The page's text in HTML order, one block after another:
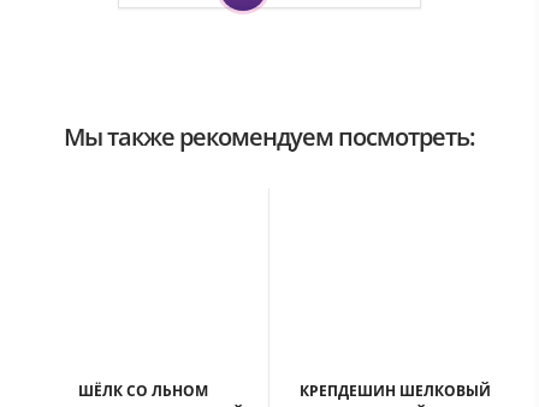
Мы также рекомендуем посмотреть:
ШЁЛК СО ЛЬНОМ
КРЕПДЕШИН ШЕЛКОВЫЙ